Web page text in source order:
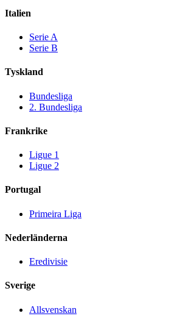
Italien
Serie A
Serie B
Tyskland
Bundesliga
2. Bundesliga
Frankrike
Ligue 1
Ligue 2
Portugal
Primeira Liga
Nederländerna
Eredivisie
Sverige
Allsvenskan